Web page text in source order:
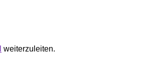
weiterzuleiten.